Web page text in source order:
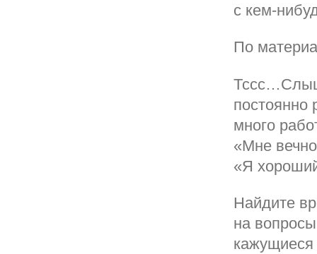
с кем-
По
постоянно
много
«Мне
«Я
Найдите
на
кажущиеся